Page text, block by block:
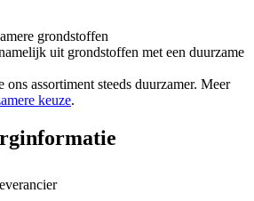
grondstoffen
uit grondstoffen met een duurzame
ons assortiment steeds duurzamer. Meer
keuze.